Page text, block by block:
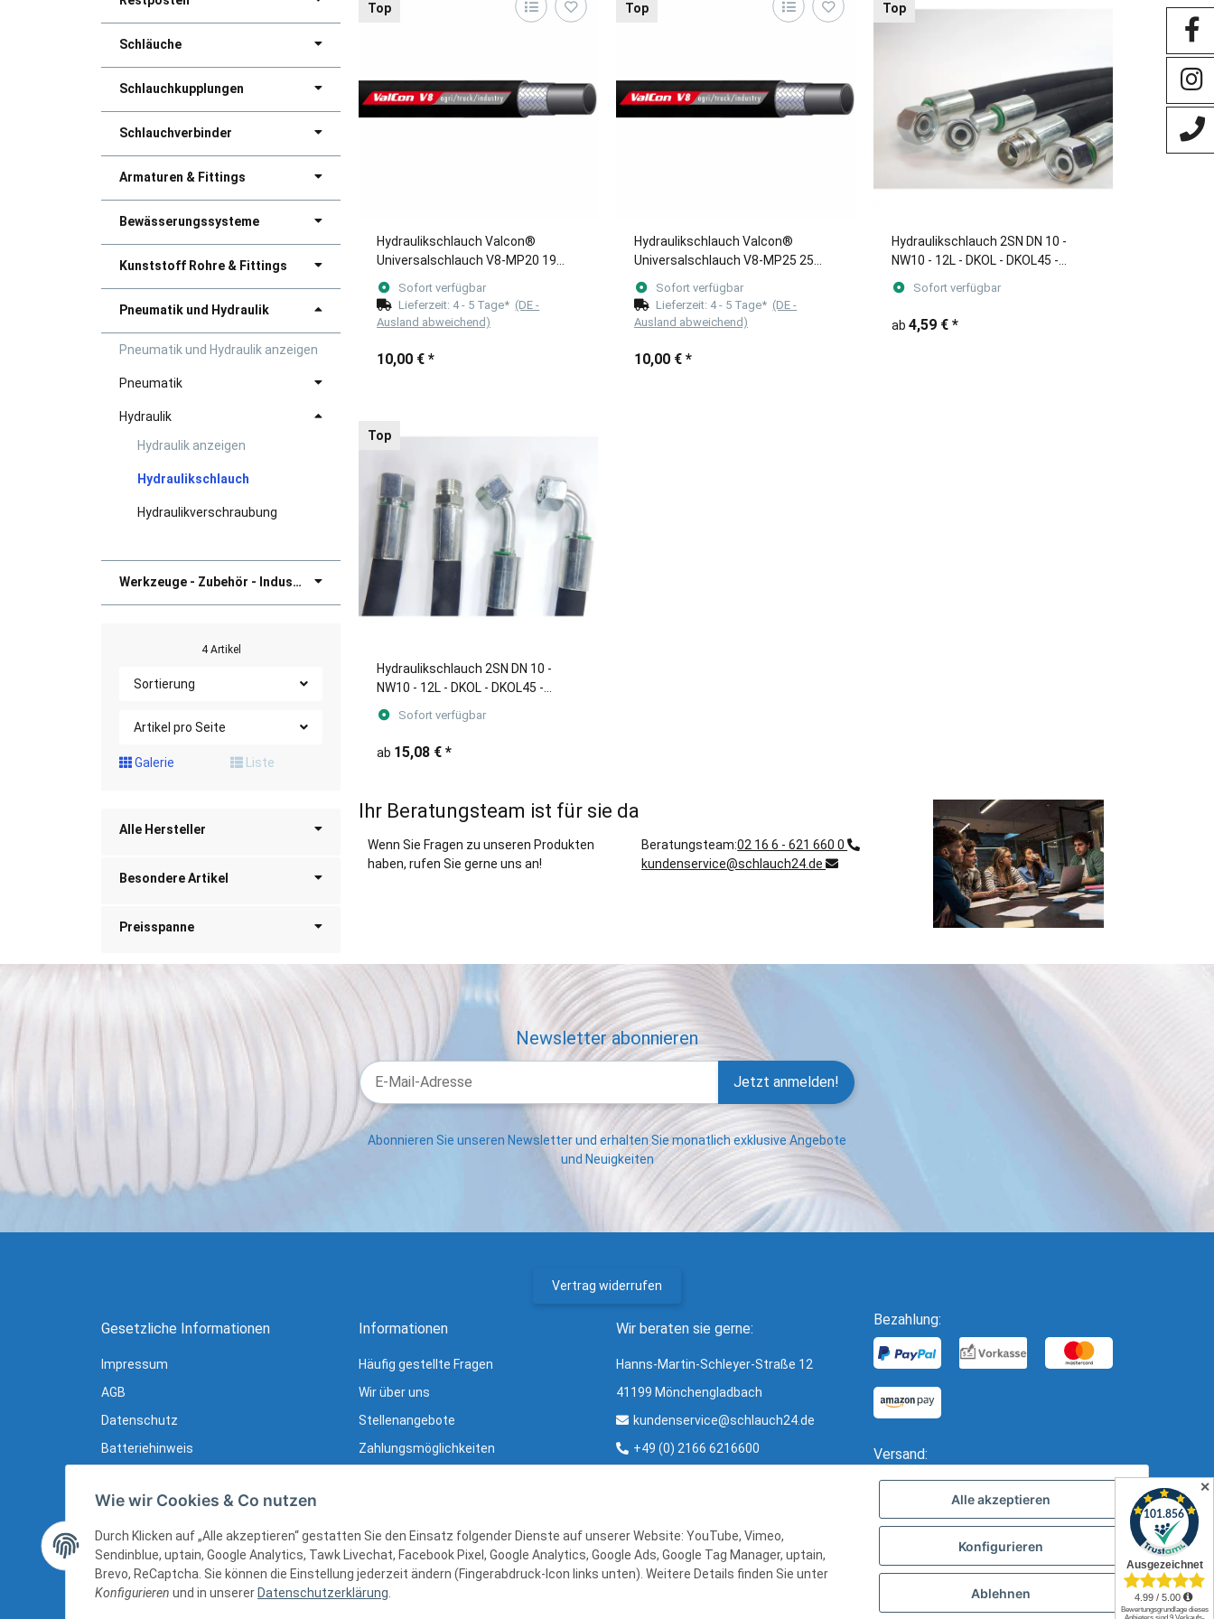
Schläuche
Schlauchkupplungen
Schlauchverbinder
Armaturen & Fittings
Bewässerungssysteme
Kunststoff Rohre & Fittings
Pneumatik und Hydraulik
Pneumatik und Hydraulik anzeigen
Pneumatik
Hydraulik
Hydraulik anzeigen
Hydraulikschlauch
Hydraulikverschraubung
Werkzeuge - Zubehör - Industriebedarf
4 Artikel
Sortierung
Artikel pro Seite
Galerie Liste
Alle Hersteller
Besondere Artikel
Preisspanne
Top
Hydraulikschlauch Valcon®
Universalschlauch V8-MP20 19
mm (3/4") 5m Länge
Sofort verfügbar
Lieferzeit: 4 - 5 Tage* (DE -
Ausland abweichend)
10,00 € *
Top
Hydraulikschlauch Valcon®
Universalschlauch V8-MP25 25
mm (1") 5m Länge
Sofort verfügbar
Lieferzeit: 4 - 5 Tage* (DE -
Ausland abweichend)
10,00 € *
Top
Hydraulikschlauch 2SN DN 10 -
NW10 - 12L - DKOL - DKOL45 -
DKOL90 - CEL Längen von 200mm
bis 1.900mm
Sofort verfügbar
ab 4,59 € *
Top
Hydraulikschlauch 2SN DN 10 -
NW10 - 12L - DKOL - DKOL45 -
DKOL90 - CEL Längen 2000 - 10.000
mm
Sofort verfügbar
ab 15,08 € *
Ihr Beratungsteam ist für sie da
Wenn Sie Fragen zu unseren Produkten
haben, rufen Sie gerne uns an!
Beratungsteam:02 16 6 - 621 660 0
kundenservice@schlauch24.de
Newsletter abonnieren
Jetzt anmelden!
Abonnieren Sie unseren Newsletter und erhalten Sie monatlich exklusive Angebote
und Neuigkeiten
Vertrag widerrufen
Gesetzliche Informationen
Impressum
AGB
Datenschutz
Batteriehinweis
Widerrufsrecht
Widerrufsrecht (B2B)
Sitemap
Informationen
Häufig gestellte Fragen
Wir über uns
Stellenangebote
Zahlungsmöglichkeiten
Ratgeber & Glossar
Wir beraten sie gerne:
Hanns-Martin-Schleyer-Straße 12
41199 Mönchengladbach
kundenservice@schlauch24.de
+49 (0) 2166 6216600
Mo - Fr: 8:00 - 16:00 Uhr
Bezahlung:
Versand:
Wie wir Cookies & Co nutzen
Durch Klicken auf „Alle akzeptieren“ gestatten Sie den Einsatz folgender Dienste auf unserer Website: YouTube, Vimeo,
Sendinblue, uptain, Google Analytics, Tawk Livechat, Facebook Pixel, Google Analytics, Google Ads, Google Tag Manager, uptain,
Brevo, ReCaptcha. Sie können die Einstellung jederzeit ändern (Fingerabdruck-Icon links unten). Weitere Details finden Sie unter
Konfigurieren und in unserer Datenschutzerklärung.
Alle akzeptieren
Konfigurieren
Ablehnen
✕